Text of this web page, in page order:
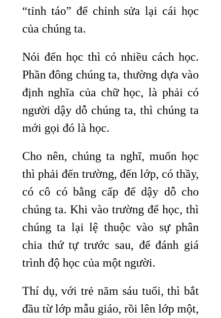
“tỉnh táo” để chỉnh sửa lại cái học
của chúng ta.
Nói đến học thì có nhiều cách học.
Phần đông chúng ta, thường dựa vào
định nghĩa của chữ học, là phải có
người dậy dỗ chúng ta, thì chúng ta
mới gọi đó là học.
Cho nên, chúng ta nghĩ, muốn học
thì phải đến trường, đến lớp, có thầy,
có cô có bằng cấp để dậy dỗ cho
chúng ta. Khi vào trường để học, thì
chúng ta lại lệ thuộc vào sự phân
chia thứ tự trước sau, để đánh giá
trình độ học của một người.
Thí dụ, với trẻ năm sáu tuổi, thì bắt
đầu từ lớp mẫu giáo, rồi lên lớp một,